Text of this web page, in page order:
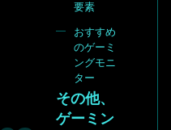
要素
おすすめ
のゲーミ
ングモニ
ター
その他、
ゲーミン